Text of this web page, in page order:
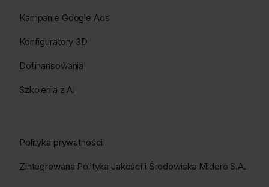
Kampanie Google Ads
Konfiguratory 3D
Dofinansowania
Szkolenia z AI
Polityka prywatności
Zintegrowana Polityka Jakości i Środowiska Midero S.A.